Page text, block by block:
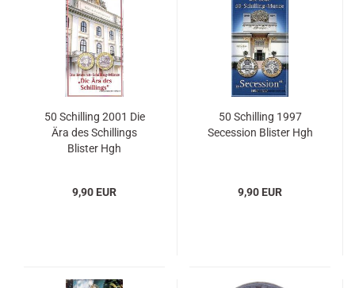
50 Schilling 2001 Die
Ära des Schillings
Blister Hgh
9,90 EUR
50 Schilling 1997
Secession Blister Hgh
9,90 EUR